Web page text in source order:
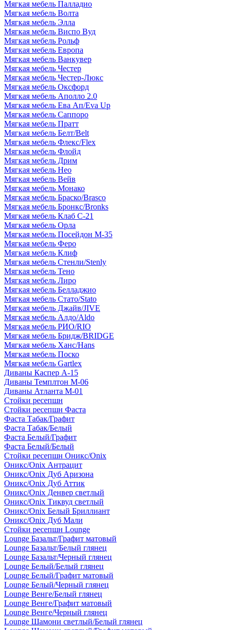
Мягкая мебель Палладио
Мягкая мебель Волта
Мягкая мебель Элла
Мягкая мебель Виспо Вуд
Мягкая мебель Рольф
Мягкая мебель Европа
Мягкая мебель Ванкувер
Мягкая мебель Честер
Мягкая мебель Честер-Люкс
Мягкая мебель Оксфорд
Мягкая мебель Аполло 2.0
Мягкая мебель Ева Ап/Eva Up
Мягкая мебель Саппоро
Мягкая мебель Пратт
Мягкая мебель Белт/Belt
Мягкая мебель Флекс/Flex
Мягкая мебель Флойд
Мягкая мебель Дрим
Мягкая мебель Нео
Мягкая мебель Вейв
Мягкая мебель Монако
Мягкая мебель Браско/Brasco
Мягкая мебель Бронкс/Bronks
Мягкая мебель Клаб С-21
Мягкая мебель Орла
Мягкая мебель Посейдон М-35
Мягкая мебель Феро
Мягкая мебель Клиф
Мягкая мебель Стенли/Stenly
Мягкая мебель Тено
Мягкая мебель Лиро
Мягкая мебель Белладжио
Мягкая мебель Стато/Stato
Мягкая мебель Джайв/JIVE
Мягкая мебель Алдо/Aldo
Мягкая мебель РИО/RIO
Мягкая мебель Бридж/BRIDGE
Мягкая мебель Ханс/Hans
Мягкая мебель Поско
Мягкая мебель Gartlex
Диваны Каспер А-15
Диваны Темплтон М-06
Диваны Атланта М-01
Стойки ресепшн
Стойки ресепшн Фаста
Фаста Табак/Графит
Фаста Табак/Белый
Фаста Белый/Графит
Фаста Белый/Белый
Стойки ресепшн Оникс/Onix
Оникс/Onix Антрацит
Оникс/Onix Дуб Аризона
Оникс/Onix Дуб Аттик
Оникс/Onix Денвер светлый
Оникс/Onix Тиквуд светлый
Оникс/Onix Белый Бриллиант
Оникс/Onix Дуб Мали
Стойки ресепшн Lounge
Lounge Базальт/Графит матовый
Lounge Базальт/Белый глянец
Lounge Базальт/Черный глянец
Lounge Белый/Белый глянец
Lounge Белый/Графит матовый
Lounge Белый/Черный глянец
Lounge Венге/Белый глянец
Lounge Венге/Графит матовый
Lounge Венге/Черный глянец
Lounge Шамони светлый/Белый глянец